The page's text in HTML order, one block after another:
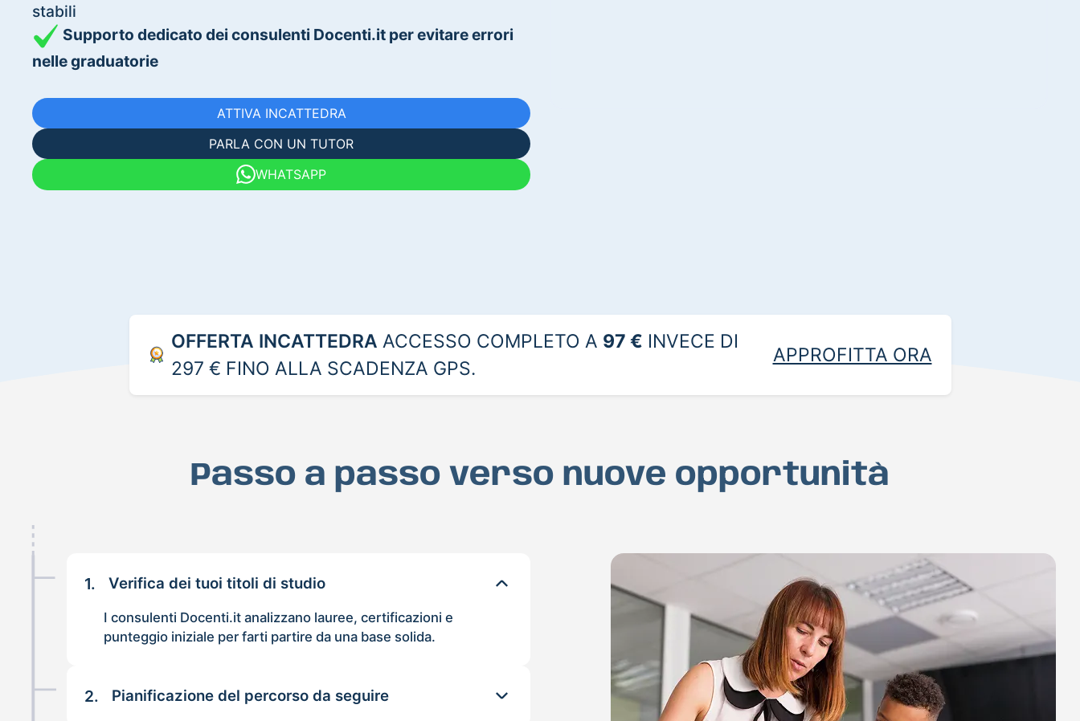
stabili
Supporto dedicato dei consulenti Docenti.it per evitare errori
nelle graduatorie
ATTIVA INCATTEDRA
PARLA CON UN TUTOR
WHATSAPP
OFFERTA INCATTEDRA ACCESSO COMPLETO A 97 € INVECE DI
297 € FINO ALLA SCADENZA GPS.
APPROFITTA ORA
Passo a passo verso nuove opportunità
1. Verifica dei tuoi titoli di studio
I consulenti Docenti.it analizzano lauree, certificazioni e
punteggio iniziale per farti partire da una base solida.
2. Pianificazione del percorso da seguire